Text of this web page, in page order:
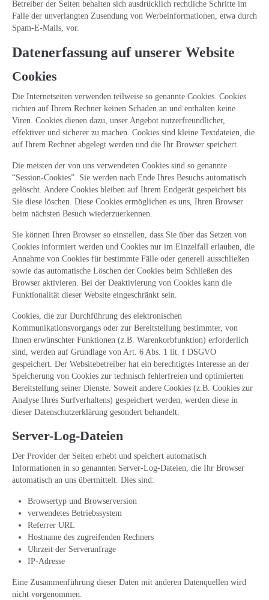
Betreiber der Seiten behalten sich ausdrücklich rechtliche Schritte im
Falle der unverlangten Zusendung von Werbeinformationen, etwa durch
Spam-E-Mails, vor.
Datenerfassung auf unserer Website
Cookies
Die Internetseiten verwenden teilweise so genannte Cookies. Cookies
richten auf Ihrem Rechner keinen Schaden an und enthalten keine
Viren. Cookies dienen dazu, unser Angebot nutzerfreundlicher,
effektiver und sicherer zu machen. Cookies sind kleine Textdateien, die
auf Ihrem Rechner abgelegt werden und die Ihr Browser speichert.
Die meisten der von uns verwendeten Cookies sind so genannte
“Session-Cookies”. Sie werden nach Ende Ihres Besuchs automatisch
gelöscht. Andere Cookies bleiben auf Ihrem Endgerät gespeichert bis
Sie diese löschen. Diese Cookies ermöglichen es uns, Ihren Browser
beim nächsten Besuch wiederzuerkennen.
Sie können Ihren Browser so einstellen, dass Sie über das Setzen von
Cookies informiert werden und Cookies nur im Einzelfall erlauben, die
Annahme von Cookies für bestimmte Fälle oder generell ausschließen
sowie das automatische Löschen der Cookies beim Schließen des
Browser aktivieren. Bei der Deaktivierung von Cookies kann die
Funktionalität dieser Website eingeschränkt sein.
Cookies, die zur Durchführung des elektronischen
Kommunikationsvorgangs oder zur Bereitstellung bestimmter, von
Ihnen erwünschter Funktionen (z.B. Warenkorbfunktion) erforderlich
sind, werden auf Grundlage von Art. 6 Abs. 1 lit. f DSGVO
gespeichert. Der Websitebetreiber hat ein berechtigtes Interesse an der
Speicherung von Cookies zur technisch fehlerfreien und optimierten
Bereitstellung seiner Dienste. Soweit andere Cookies (z.B. Cookies zur
Analyse Ihres Surfverhaltens) gespeichert werden, werden diese in
dieser Datenschutzerklärung gesondert behandelt.
Server-Log-Dateien
Der Provider der Seiten erhebt und speichert automatisch
Informationen in so genannten Server-Log-Dateien, die Ihr Browser
automatisch an uns übermittelt. Dies sind:
Browsertyp und Browserversion
verwendetes Betriebssystem
Referrer URL
Hostname des zugreifenden Rechners
Uhrzeit der Serveranfrage
IP-Adresse
Eine Zusammenführung dieser Daten mit anderen Datenquellen wird
nicht vorgenommen.